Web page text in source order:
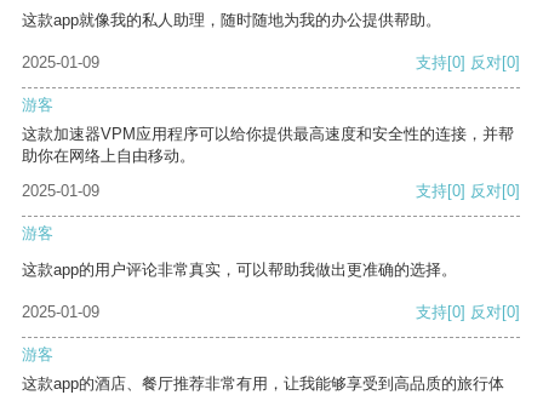
这款app就像我的私人助理，随时随地为我的办公提供帮助。
2025-01-09 支持[0] 反对[0]
游客
这款加速器VPM应用程序可以给你提供最高速度和安全性的连接，并帮
助你在网络上自由移动。
2025-01-09
支持[0] 反对[0]
游客
这款app的用户评论非常真实，可以帮助我做出更准确的选择。
2025-01-09 支持[0] 反对[0]
游客
这款app的酒店、餐厅推荐非常有用，让我能够享受到高品质的旅行体